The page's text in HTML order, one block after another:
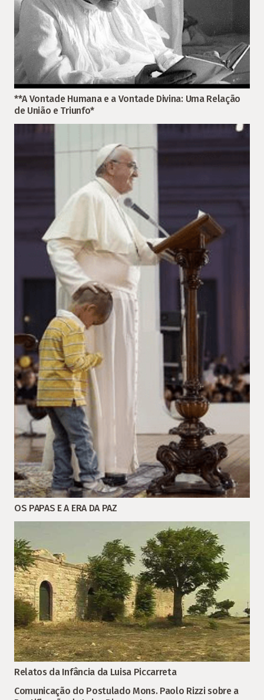
**A Vontade Humana e a Vontade Divina: Uma Relação
de União e Triunfo*
OS PAPAS E A ERA DA PAZ
Relatos da Infância da Luisa Piccarreta
Comunicação do Postulado Mons. Paolo Rizzi sobre a